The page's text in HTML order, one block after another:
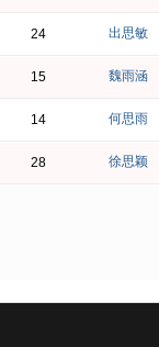
24 出思敏
15 魏雨涵
14 何思雨
28 徐思颖